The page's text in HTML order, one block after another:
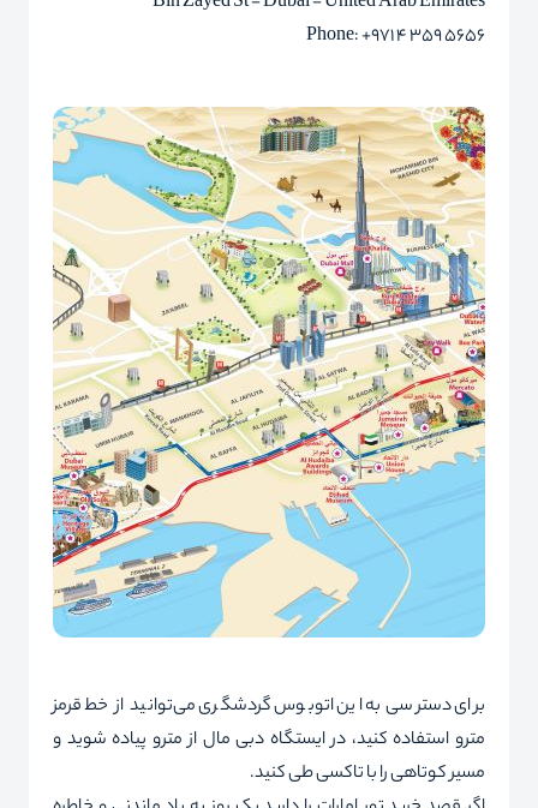
: +971 4 359 5656
Phone
برای دسترسی به این اتوبوس گردشگری می‌توانید از خط قرمز
مترو استفاده کنید، در ایستگاه دبی مال از مترو پیاده شوید و
مسیر کوتاهی را با تاکسی طی کنید.